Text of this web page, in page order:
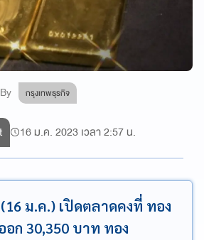
By กรุงเทพธุรกิจ
16 ม.ค. 2023 เวลา 2:57 น.
ม.ค.) เปิดตลาดคงที่ ทอง
ก 30,350 บาท ทอง